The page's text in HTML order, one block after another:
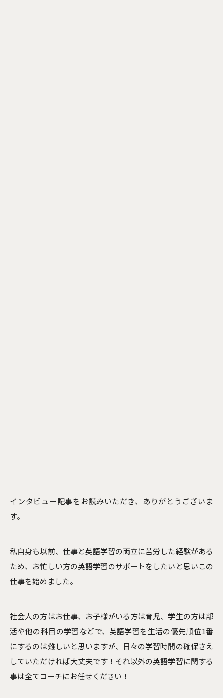
インタビュー記事をお読みいただき、ありがとうございま
す。
私自身も以前、仕事と英語学習の両立に苦労した経験がある
ため、お忙しい方の英語学習のサポートをしたいと思いこの
仕事を始めました。
社会人の方はお仕事、お子様がいる方は育児、学生の方は部
活や他の科目の学習などで、英語学習を生活の優先順位1番
にするのは難しいと思いますが、日々の学習時間の確保さえ
していただければ大丈夫です！それ以外の英語学習に関する
事は全てコーチにお任せください！